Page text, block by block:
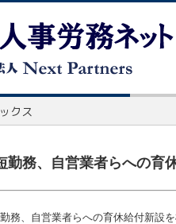
勤務、自営業者らへの育
務、自営業者らへの育休給付新設を